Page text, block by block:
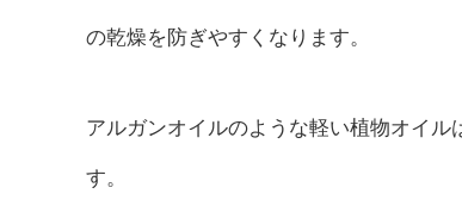
の乾燥を防ぎやすくなります。
アルガンオイルのような軽い植物オイ
す。